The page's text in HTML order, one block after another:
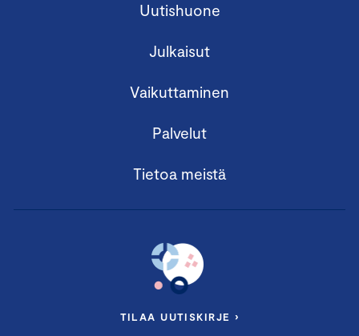
Uutishuone
Julkaisut
Vaikuttaminen
Palvelut
Tietoa meistä
TILAA UUTISKIRJE ›